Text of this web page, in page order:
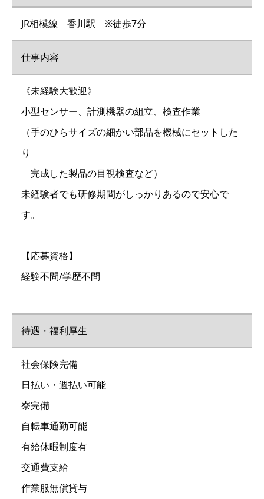
JR相模線 香川駅 ※徒歩7分
仕事内容
《未経験大歓迎》
小型センサー、計測機器の組立、検査作業
（手のひらサイズの細かい部品を機械にセットした
り
完成した製品の目視検査など）
未経験者でも研修期間がしっかりあるので安心で
す。
【応募資格】
経験不問/学歴不問
待遇・福利厚生
社会保険完備
日払い・週払い可能
寮完備
自転車通勤可能
有給休暇制度有
交通費支給
作業服無償貸与